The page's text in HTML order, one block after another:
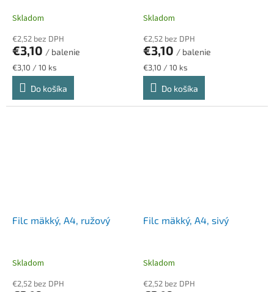
Skladom
€2,52 bez DPH
€3,10 / balenie
Jednotková
cena:
€3,10 / 10 ks
Do košíka
Skladom
€2,52 bez DPH
€3,10 / balenie
Jednotková
cena:
€3,10 / 10 ks
Do košíka
Filc mäkký, A4, ružový
Skladom
€2,52 bez DPH
Filc mäkký, A4, sivý
Skladom
€2,52 bez DPH